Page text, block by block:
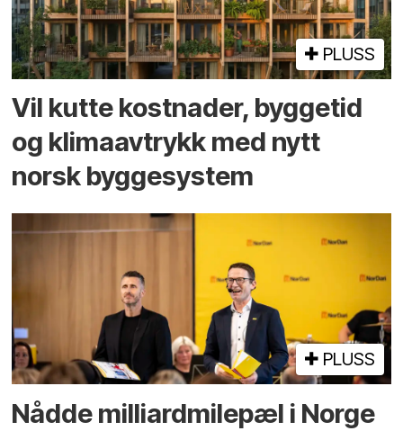
PLUSS
Vil kutte kostnader, byggetid
og klima­avtrykk med nytt
norsk bygge­system
PLUSS
Nådde milliard­­milepæl i Norge